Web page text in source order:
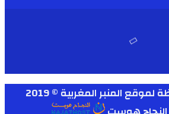
المنبر المغربية © 2019